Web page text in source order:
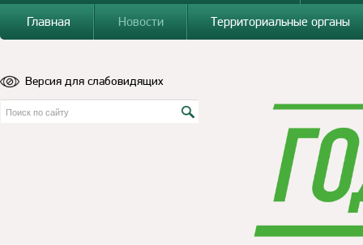
Главная
Новости Территориальные органы
Версия для слабовидящих